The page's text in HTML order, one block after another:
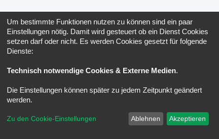
Um bestimmte Funktionen nutzen zu können sind ein paar
Einstellungen nötig. Damit wird gesteuert ob ein Dienst Cookies
setzen darf oder nicht. Es werden Cookies gesetzt für folgende
Dienste:
Technisch notwendige Cookies & Externe Medien.
Die Einstellungen können später zu jedem Zeitpunkt geändert
werden.
Zu den Cookie-Einstellungen Ablehnen Akzeptieren